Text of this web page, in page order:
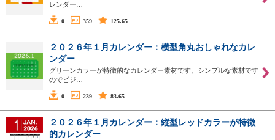
レンダー…
0 359 125.65
２０２６年１月カレンダー：横型角丸おしゃれなカレ
ンダー
グリーンカラーが特徴的なカレンダー素材です。シンプルな素材です
のでビジ…
0 239 83.65
２０２６年１月カレンダー：縦型レッドカラーが特徴
的カレンダー